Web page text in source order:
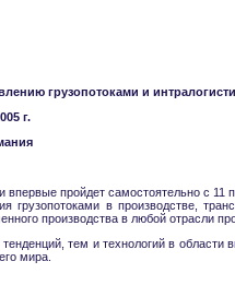
грузопотоками и
г.
пройдет самостоятельно с 11
в производстве,
производства в любой отрасли
тем и технологий в области
мира.